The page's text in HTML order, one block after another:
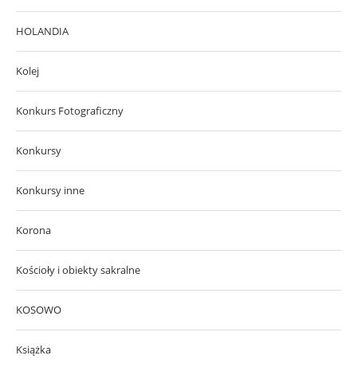
HOLANDIA
Kolej
Konkurs Fotograficzny
Konkursy
Konkursy inne
Korona
Kościoły i obiekty sakralne
KOSOWO
Książka